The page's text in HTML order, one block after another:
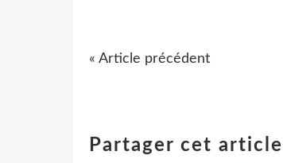
« Article précédent
Partager cet article